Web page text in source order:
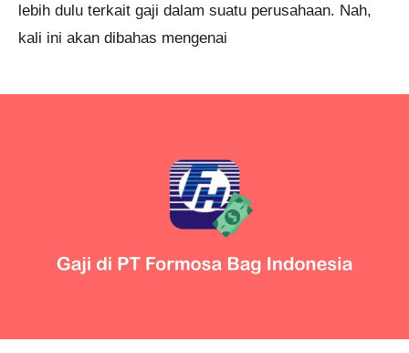
lebih dulu terkait gaji dalam suatu perusahaan. Nah,
kali ini akan dibahas mengenai